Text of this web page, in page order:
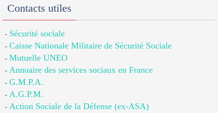
Contacts utiles
- Sécurité sociale
- Caisse Nationale Militaire de Sécurité Sociale
- Mutuelle UNEO
- Annuaire des services sociaux en France
- G.M.P.A.
- A.G.P.M.
- Action Sociale de la Défense (ex-ASA)